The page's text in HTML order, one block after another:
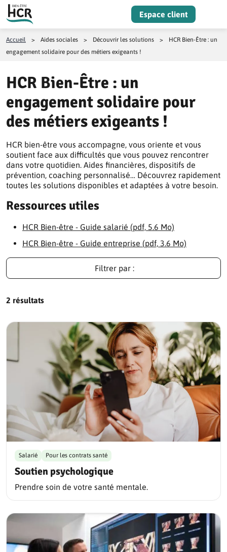
Aller au contenu
Espace client
Accueil > Aides sociales > Découvrir les solutions >
HCR Bien-Être : un
engagement solidaire pour des métiers exigeants !
HCR Bien-Être : un
engagement solidaire pour
des métiers exigeants !
HCR bien-être vous accompagne, vous oriente et vous
soutient face aux difficultés que vous pouvez rencontrer
dans votre quotidien. Aides financières, dispositifs de
prévention, coaching personnalisé… Découvrez rapidement
toutes les solutions disponibles et adaptées à votre besoin.
Ressources utiles
HCR Bien-être - Guide salarié (pdf, 5.6 Mo)
HCR Bien-être - Guide entreprise (pdf, 3.6 Mo)
Filtrer par :
2 résultats
Soutien psychologique
Salarié Pour les contrats santé
Prendre soin de votre santé mentale.